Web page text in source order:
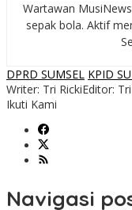
Wartawan
sepak bola. Aktif
DPRD SUMSEL KPID
Writer: Tri RickiEditor:
Ikuti Kami
Navigasi